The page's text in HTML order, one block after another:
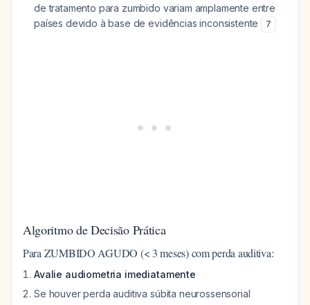
de tratamento para zumbido variam amplamente entre
países devido à base de evidências inconsistente
7
Algoritmo de Decisão Prática
Para ZUMBIDO AGUDO (< 3 meses) com perda auditiva:
Avalie audiometria imediatamente
Se houver perda auditiva súbita neurossensorial